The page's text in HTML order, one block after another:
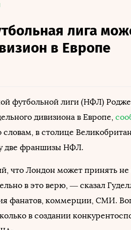
лига
в Европе
футбольной лиги (НФЛ)
дивизиона в Европе,
в столице
две франшизы НФЛ.
что Лондон может принять не
в это верю, — сказал
фанатов, коммерции, СМИ.
в создании